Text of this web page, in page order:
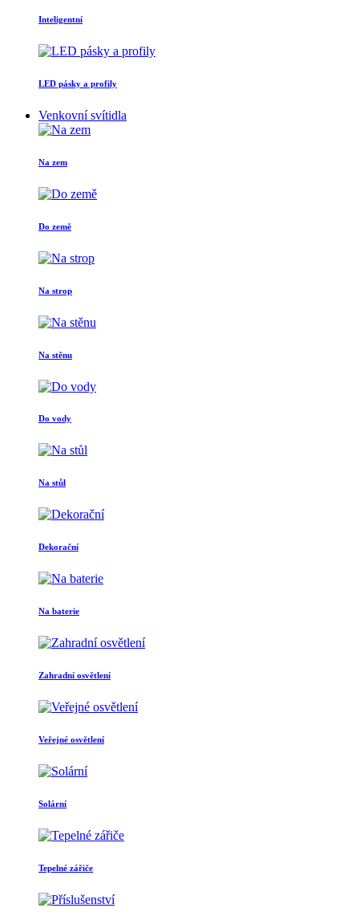
Inteligentní
LED pásky a profily
Venkovní svítidla
Na zem
Do země
Na strop
Na stěnu
Do vody
Na stůl
Dekorační
Na baterie
Zahradní osvětlení
Veřejné osvětlení
Solární
Tepelné zářiče